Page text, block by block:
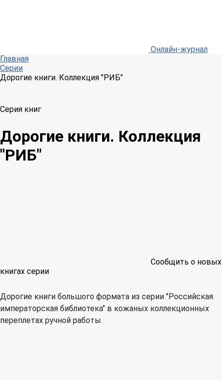
Онлайн-журнал
Главная
Серии
Дорогие книги. Коллекция "РИБ"
Серия книг
Дорогие книги. Коллекция
"РИБ"
Сообщить о новых
книгах серии
Дорогие книги большого формата из серии "Российская
императорская библиотека" в кожаных коллекционных
переплетах ручной работы.